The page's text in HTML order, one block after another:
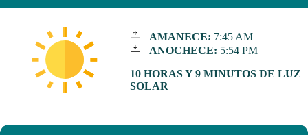
AMANECE: 7:45 AM
ANOCHECE: 5:54 PM
10 HORAS Y 9 MINUTOS DE LUZ
SOLAR